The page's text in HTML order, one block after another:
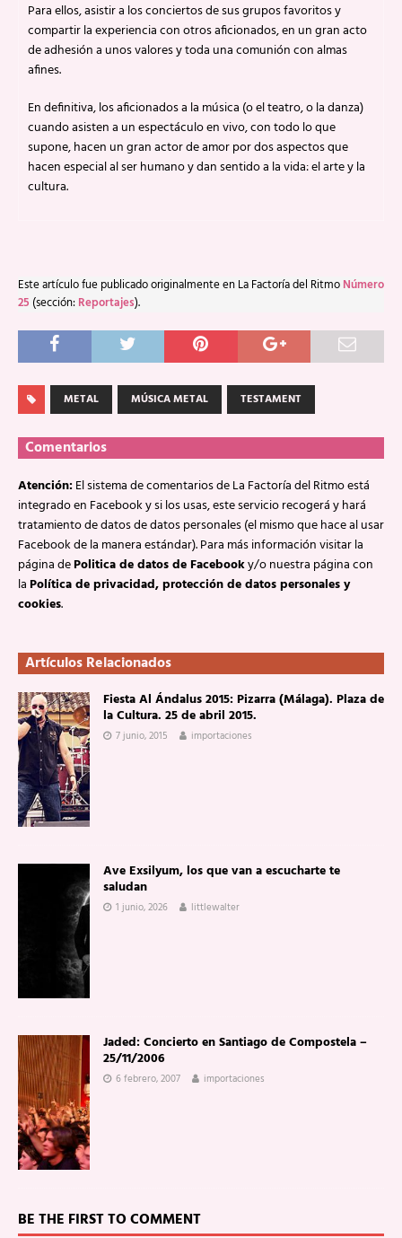
Para ellos, asistir a los conciertos de sus grupos favoritos y
compartir la experiencia con otros aficionados, en un gran acto
de adhesión a unos valores y toda una comunión con almas
afines.
En definitiva, los aficionados a la música (o el teatro, o la danza)
cuando asisten a un espectáculo en vivo, con todo lo que
supone, hacen un gran actor de amor por dos aspectos que
hacen especial al ser humano y dan sentido a la vida: el arte y la
cultura.
Este artículo fue publicado originalmente en La Factoría del Ritmo Número
25 (sección: Reportajes).
METAL MÚSICA METAL TESTAMENT
Comentarios
Atención:El sistema de comentarios de La Factoría del Ritmo está
integrado en Facebook y si los usas, este servicio recogerá y hará
tratamiento de datos de datos personales (el mismo que hace al usar
Facebook de la manera estándar). Para más información visitar la
página dePolitica de datos de Facebooky/o nuestra página con
laPolítica de privacidad, protección de datos personales y
cookies.
Artículos Relacionados
Fiesta Al Ándalus 2015: Pizarra (Málaga). Plaza de
la Cultura. 25 de abril 2015.
7 junio, 2015 importaciones
Ave Exsilyum, los que van a escucharte te
saludan
1 junio, 2026 littlewalter
Jaded: Concierto en Santiago de Compostela –
25/11/2006
6 febrero, 2007 importaciones
BE THE FIRST TO COMMENT